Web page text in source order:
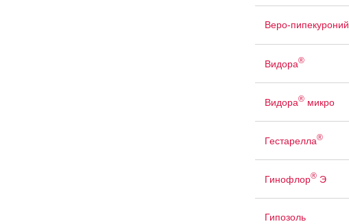
Веро-пипекуроний
Видора®
Видора®микро
Гестарелла®
Гинофлор®Э
Гипозоль